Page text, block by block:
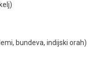
bundeva, indijski orah)